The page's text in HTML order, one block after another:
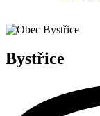
Bystřice